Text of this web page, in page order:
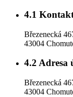
4.1
Březenecká
43004
4.2 Adresa
Březenecká
43004